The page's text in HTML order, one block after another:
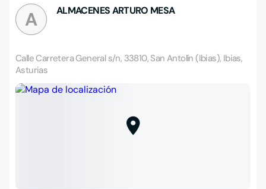
A ALMACENES ARTURO MESA
Calle Carretera General s/n, 33810, San Antolín (Ibias), Ibias,
Asturias